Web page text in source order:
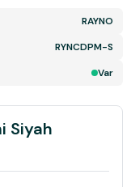
RAYNO
RYNCDPM-S
Var
Siyah